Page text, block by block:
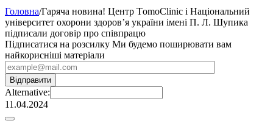
Головна/Гаряча новина! Центр ТomoСlinic і Національний
університет охорони здоров’я україни імені П. Л. Шупика
підписали договір про співпрацю
Підписатися на розсилку Ми будемо поширювати вам
найкорисніші матеріали
Alternative:
11.04.2024